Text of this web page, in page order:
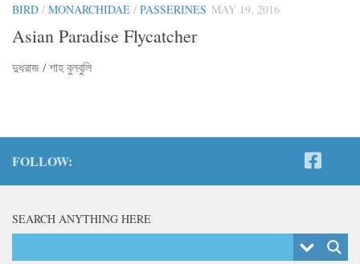
BIRD / MONARCHIDAE / PASSERINES MAY 19, 2016
Asian Paradise Flycatcher
দুধরাজ / শাহ বুলবুলি
FOLLOW:
SEARCH ANYTHING HERE